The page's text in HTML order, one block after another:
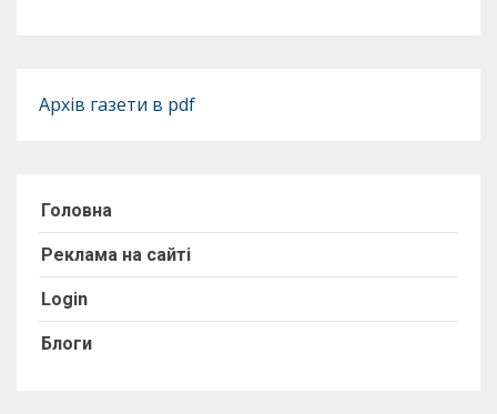
Архів газети в pdf
Головна
Реклама на сайті
Login
Блоги